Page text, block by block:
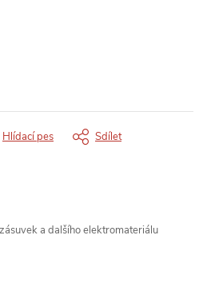
Hlídací pes Sdílet
a dalšího elektromateriálu